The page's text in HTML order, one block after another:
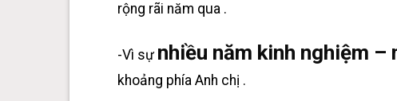
rộng rãi năm qua .
-Vì sự nhiều năm kinh nghiệm –
khoảng phía Anh chị .